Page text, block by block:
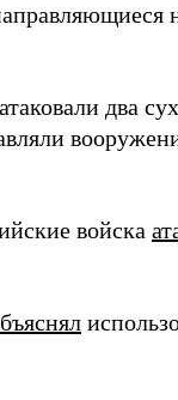
два
войска